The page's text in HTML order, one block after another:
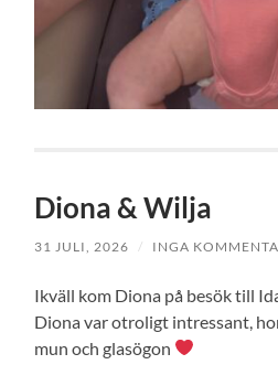
Diona & Wilja
31 JULI, 2026 / INGA
Ikväll kom Diona på besök till
Diona var otroligt intressant,
mun och glasögon